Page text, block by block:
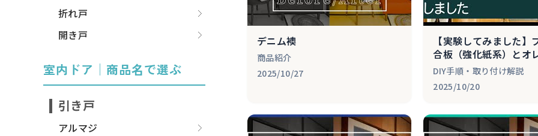
デニム襖
商品紹介
2025/10/27
【実験してみました】
合板（強化紙系）とオ
シートの違い
DIY手順・取り付け解説
2025/10/20
折れ戸
開き戸
室内ドア│商品名で選ぶ
引き戸
アルマジ